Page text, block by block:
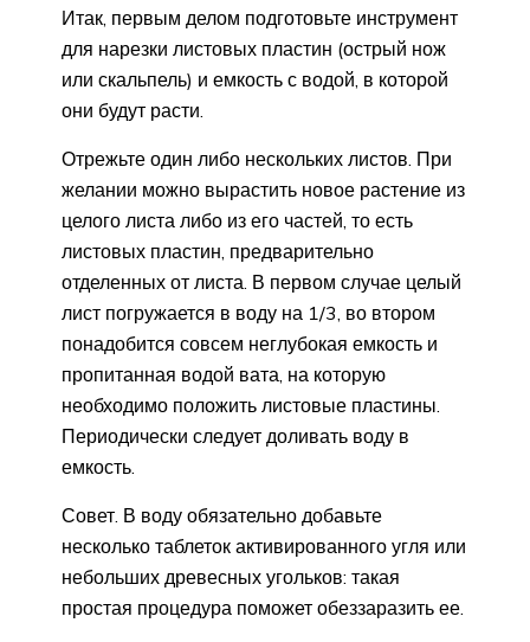
Итак, первым делом подготовьте инструмент
для нарезки листовых пластин (острый нож
или скальпель) и емкость с водой, в которой
они будут расти.
Отрежьте один либо нескольких листов. При
желании можно вырастить новое растение из
целого листа либо из его частей, то есть
листовых пластин, предварительно
отделенных от листа. В первом случае целый
лист погружается в воду на 1/3, во втором
понадобится совсем неглубокая емкость и
пропитанная водой вата, на которую
необходимо положить листовые пластины.
Периодически следует доливать воду в
емкость.
Совет. В воду обязательно добавьте
несколько таблеток активированного угля или
небольших древесных угольков: такая
простая процедура поможет обеззаразить ее.